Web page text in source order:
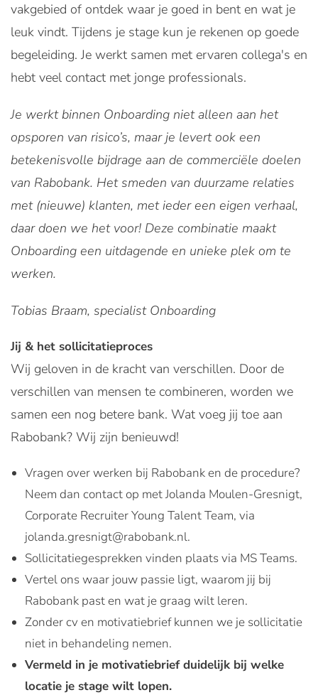
vakgebied of ontdek waar je goed in bent en wat je
leuk vindt. Tijdens je stage kun je rekenen op goede
begeleiding. Je werkt samen met ervaren collega's en
hebt veel contact met jonge professionals.
Je werkt binnen Onboarding niet alleen aan het
opsporen van risico’s, maar je levert ook een
betekenisvolle bijdrage aan de commerciële doelen
van Rabobank. Het smeden van duurzame relaties
met (nieuwe) klanten, met ieder een eigen verhaal,
daar doen we het voor! Deze combinatie maakt
Onboarding een uitdagende en unieke plek om te
werken.
Tobias Braam, specialist Onboarding
Jij & het sollicitatieproces
Wij geloven in de kracht van verschillen. Door de
verschillen van mensen te combineren, worden we
samen een nog betere bank. Wat voeg jij toe aan
Rabobank? Wij zijn benieuwd!
Vragen over werken bij Rabobank en de procedure?
Neem dan contact op met Jolanda Moulen-Gresnigt,
Corporate Recruiter Young Talent Team, via
jolanda.gresnigt@rabobank.nl.
Sollicitatiegesprekken vinden plaats via MS Teams.
Vertel ons waar jouw passie ligt, waarom jij bij
Rabobank past en wat je graag wilt leren.
Zonder cv en motivatiebrief kunnen we je sollicitatie
niet in behandeling nemen.
Vermeld in je motivatiebrief duidelijk bij welke
locatie je stage wilt lopen.